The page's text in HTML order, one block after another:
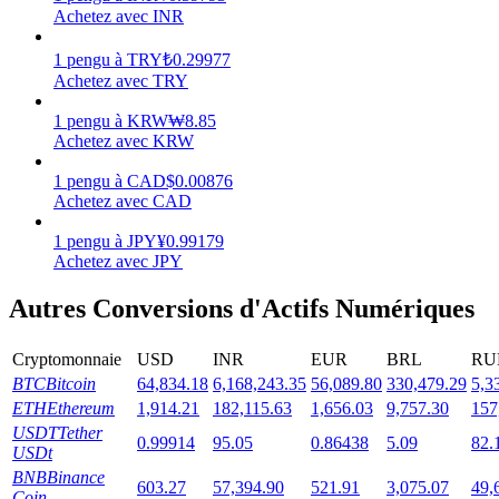
Jalonnement
Launchpool
Staking flexible pour gagner des jetons populaires
Achetez avec INR
1 pengu à TRY₺0.29977
Achetez avec TRY
1 pengu à KRW₩8.85
Achetez avec KRW
1 pengu à CAD$0.00876
Achetez avec CAD
1 pengu à JPY¥0.99179
Achetez avec JPY
Autres Conversions d'Actifs Numériques
Cryptomonnaie USD INR EUR BRL
BTCBitcoin 64,834.18 6,168,243.35 56,089.80 330,479.29
ETHEthereum 1,914.21 182,115.63 1,656.03 9,757.30
USDTTether
USDt
0.99914 95.05 0.86438 5.09
BNBBinance
603.27 57,394.90 521.91 3,075.07